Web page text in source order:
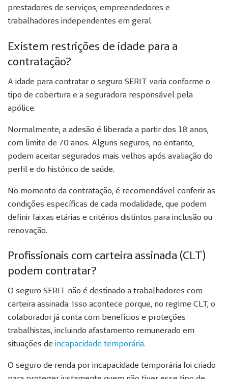
prestadores de serviços, empreendedores e
trabalhadores independentes em geral.
Existem restrições de idade para a
contratação?
A idade para contratar o seguro SERIT varia conforme o
tipo de cobertura e a seguradora responsável pela
apólice.
Normalmente, a adesão é liberada a partir dos 18 anos,
com limite de 70 anos. Alguns seguros, no entanto,
podem aceitar segurados mais velhos após avaliação do
perfil e do histórico de saúde.
No momento da contratação, é recomendável conferir as
condições específicas de cada modalidade, que podem
definir faixas etárias e critérios distintos para inclusão ou
renovação.
Profissionais com carteira assinada (CLT)
podem contratar?
O seguro SERIT não é destinado a trabalhadores com
carteira assinada. Isso acontece porque, no regime CLT, o
colaborador já conta com benefícios e proteções
trabalhistas, incluindo afastamento remunerado em
situações de incapacidade temporária.
O seguro de renda por incapacidade temporária foi criado